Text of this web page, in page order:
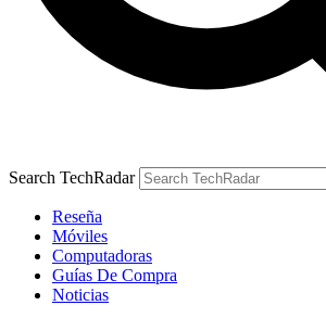
Search TechRadar
Reseña
Móviles
Computadoras
Guías De Compra
Noticias